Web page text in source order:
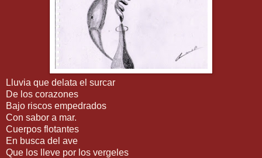
Lluvia que delata el surcar
De los corazones
Bajo riscos empedrados
Con sabor a mar.
Cuerpos flotantes
En busca del ave
Que los lleve por los vergeles